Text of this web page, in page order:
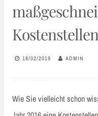
18/02/2019 ADMIN
Wie Sie vielleicht schon